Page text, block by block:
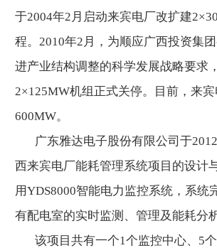
于2004年2月启动来宾电厂改扩建
程。2010年2月，为顺应广西投资集
进产业结构调整的科学发展战略要求
2×125MW机组正式关停。目前，来
600MW。
广东雅达电子股份有限公司于
西来宾电厂能耗管理系统项目的设计
用YDS8000智能电力监控系统，系统
有配电室的实时监测、管理及能耗分
该项目共有一个1个监控中心、5